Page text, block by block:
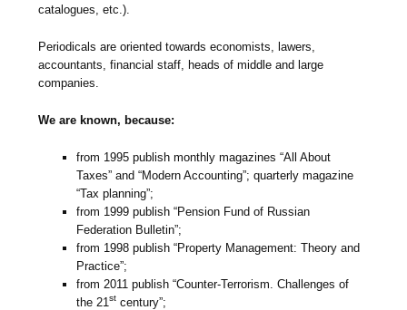
catalogues, etc.).
Periodicals are oriented towards economists, lawers,
accountants, financial staff, heads of middle and large
companies.
We are known, because:
from 1995 publish monthly magazines “All About
Taxes” and “Modern Accounting”; quarterly magazine
“Tax planning”;
from 1999 publish “Pension Fund of Russian
Federation Bulletin”;
from 1998 publish “Property Management: Theory and
Practice”;
from 2011 publish “Counter-Terrorism. Challenges of
the 21st century”;